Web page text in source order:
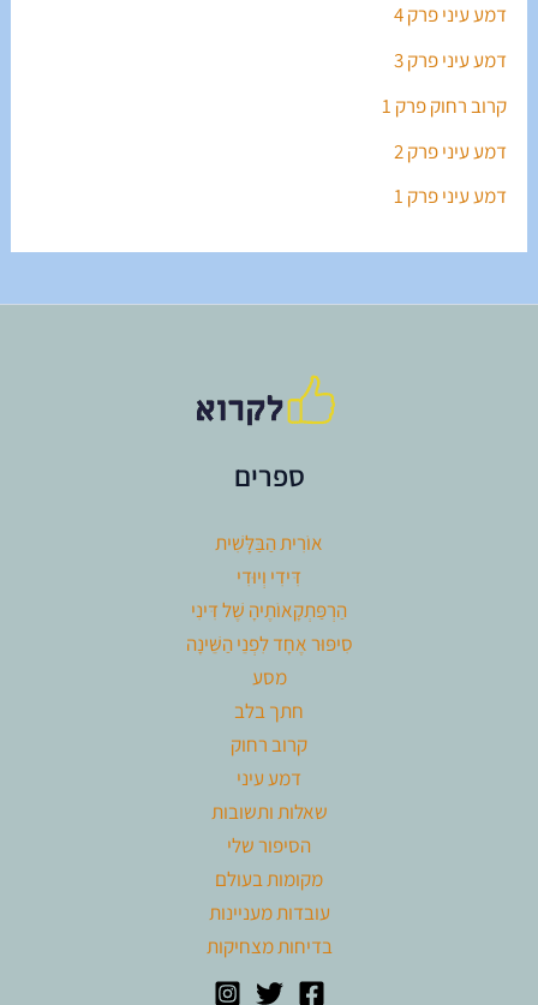
דמע עיני פרק 4
דמע עיני פרק 3
קרוב רחוק פרק 1
דמע עיני פרק 2
דמע עיני פרק 1
ספרים
אוֹרִית הַבַּלָּשִׁית
דִּידִי וְיוּדִי
הַרְפַּתְקָאוֹתֶיהָ שֶׁל דִּינִי
סִיפּוּר אֶחָד לִפְנֵי הַשֵּׁינָה
מסע
חתך בלב
קרוב רחוק
דמע עיני
שאלות ותשובות
הסיפור שלי
מקומות בעולם
עובדות מעניינות
בדיחות מצחיקות